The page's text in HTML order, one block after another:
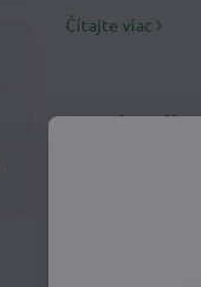
Čítajte viac
Je veľa